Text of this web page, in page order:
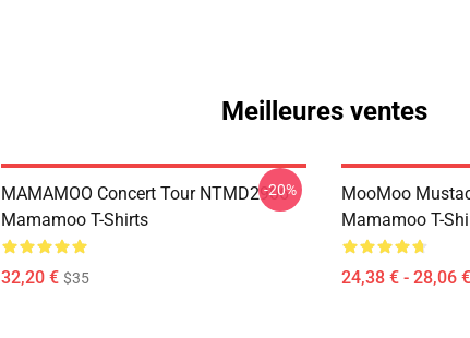
Meilleures ventes
MAMAMOO Concert Tour NTMD2906
Mamamoo T-Shirts
32,20 € $35
-20%
MooMoo
Mamamoo T-
24,38 € - 28,06 €